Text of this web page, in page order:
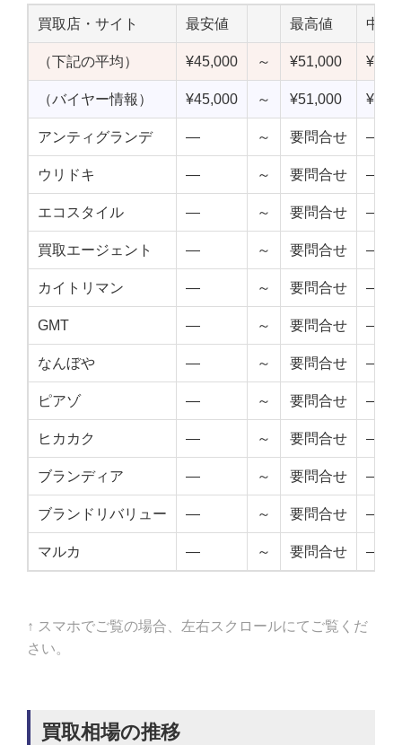
買取店・サイト 最安値 最高値 中点
（下記の平均） ¥45,000 ～ ¥51,000
（バイヤー情報） ¥45,000 ～ ¥51,000
アンティグランデ — ～ 要問合せ —
ウリドキ — ～ 要問合せ —
エコスタイル — ～ 要問合せ —
買取エージェント — ～ 要問合せ —
カイトリマン — ～ 要問合せ —
GMT — ～ 要問合せ —
なんぼや — ～ 要問合せ —
ピアゾ — ～ 要問合せ —
ヒカカク — ～ 要問合せ —
ブランディア — ～ 要問合せ —
ブランドリバリュー — ～ 要問合せ —
マルカ — ～ 要問合せ —
↑ スマホでご覧の場合、左右スクロールにてご覧くだ
さい。
買取相場の推移